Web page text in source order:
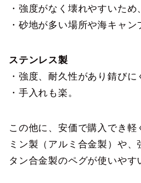
・強度がなく壊れやすいため
・砂地が多い場所や海キャン
ステンレス製
・強度、耐久性があり錆びに
・手入れも楽。
この他に、安価で購入でき
ミン製（アルミ合金製）や
タン合金製のペグが使いやす